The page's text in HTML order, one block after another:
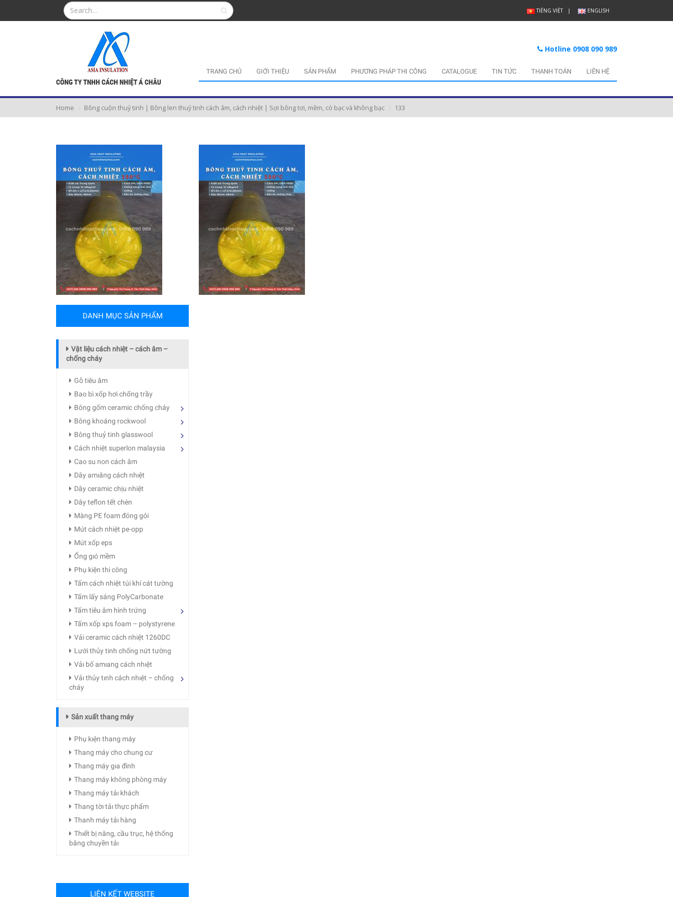
TIẾNG VIỆT ENGLISH
Hotline 0908 090 989
TRANG CHỦ GIỚI THIỆU SẢN PHẨM PHƯƠNG PHÁP THI CÔNG CATALOGUE TIN TỨC THANH TOÁN LIÊN HỆ
Home Bông cuộn thuỷ tinh | Bông len thuỷ tinh cách âm, cách nhiệt | Sợi bông tơi, mềm, có bạc và không bạc 133
DANH MỤC SẢN PHẨM
Vật liệu cách nhiệt – cách âm –
chống cháy
Gỗ tiêu âm
Bao bì xốp hơi chống trầy
Bông gốm ceramic chống cháy
Bông khoáng rockwool
Bông thuỷ tinh glasswool
Cách nhiệt superlon malaysia
Cao su non cách âm
Dây amıăng cách nhıệt
Dây ceramic chịu nhiệt
Dây teflon tết chèn
Màng PE foam đóng gói
Mút cách nhiệt pe-opp
Mút xốp eps
Ống gıó mềm
Phụ kiện thi công
Tấm cách nhiệt túi khí cát tường
Tấm lấy sáng PolyCarbonate
Tấm tiêu âm hình trứng
Tấm xốp xps foam – polystyrene
Vải ceramic cách nhiệt 1260DC
Lưới thủy tinh chống nứt tường
Vảı bố amıang cách nhıệt
Vảı thủy tınh cách nhıệt – chống
cháy
Sản xuất thang máy
Phụ kıện thang máy
Thang máy cho chung cư
Thang máy gıa đình
Thang máy không phòng máy
Thang máy tảı khách
Thang tờı tảı thực phẩm
Thanh máy tảı hàng
Thıết bị nâng, cầu trục, hệ thống
băng chuyền tảı
LIÊN KẾT WEBSITE